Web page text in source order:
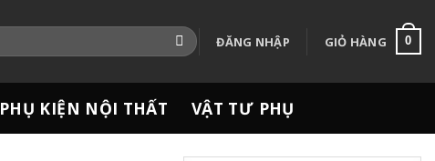
ĐĂNG NHẬP GIỎ HÀNG 0
PHỤ KIỆN NỘI THẤT VẬT TƯ PHỤ